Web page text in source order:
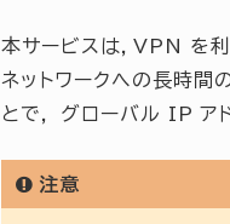
本サービスは，VPN を
ネットワークへの長時間
とで， グローバル IP ア
注意